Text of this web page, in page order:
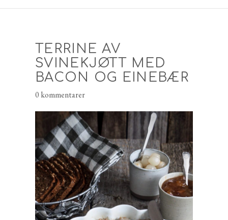
TERRINE AV
SVINEKJØTT MED
BACON OG EINEBÆR
0 kommentarer